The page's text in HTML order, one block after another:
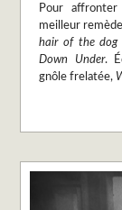
Pour
meilleur
hair of the dog
Down Under.
gnôle frelatée,